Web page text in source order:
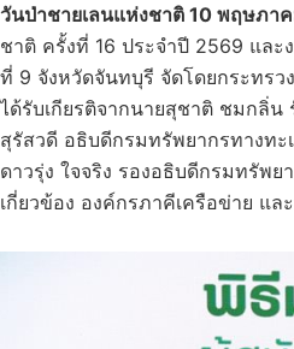
วันป่าชายเลนแห่งชาติ 10 พฤษภา
ชาติ ครั้งที่ 16 ประจำปี 2569 แล
ที่ 9 จังหวัดจันทบุรี จัดโดยกระทร
ได้รับเกียรติจากนายสุชาติ ชมกลิ่
สุรัสวดี อธิบดีกรมทรัพยากรทางท
ดาวรุ่ง ใจจริง รองอธิบดีกรมทรัพ
เกี่ยวข้อง องค์กรภาคีเครือข่าย แ